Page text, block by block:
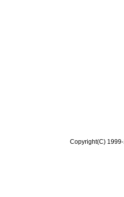
Copyright(C)